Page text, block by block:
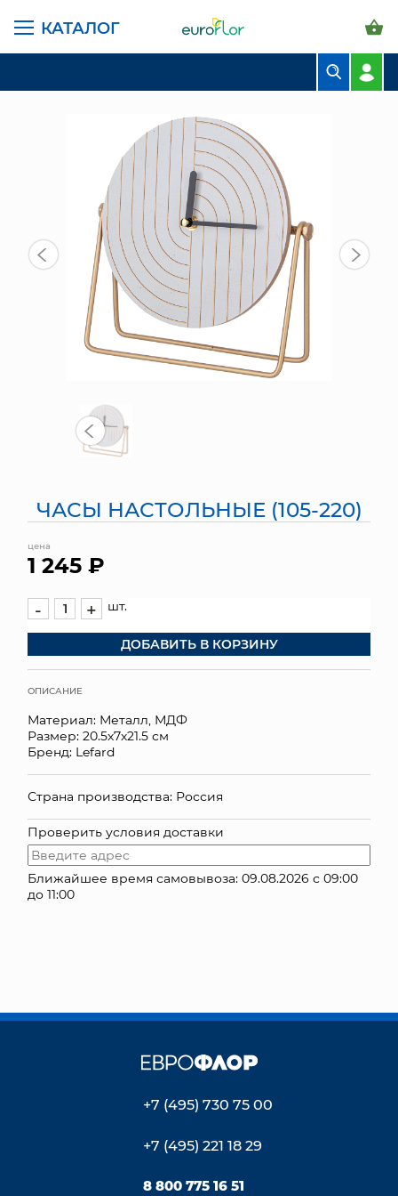
КАТАЛОГ
КОМПОЗИЦИИ
ЦВЕТЫ В ПАЧКАХ
СВАДЕБНАЯ ФЛОРИСТИКА
КОМНАТНЫЕ РАСТЕНИЯ
ГОРШКИ И КАШПО
ГРУНТЫ И УДОБРЕНИЯ
ПРЕДМЕТЫ ИНТЕРЬЕРА
ЯЩИКИ
ПОДАРОЧНЫЕ КАРТЫ
ОПТОВЫМ КЛИЕНТАМ
КОНТАКТЫ
ГЛАВНАЯ СТРАНИЦА КАТАЛОГ ПРЕДМЕТЫ ИНТЕРЬЕРА
ЧАСЫ НАСТОЛЬНЫЕ (105-220)
цена
1 245 ₽
- + шт.
ДОБАВИТЬ В КОРЗИНУ
ОПИСАНИЕ
Материал: Металл, МДФ
Размер: 20.5х7х21.5 см
Бренд: Lefard
Страна производства: Россия
Проверить условия доставки
Ближайшее время самовывоза: 09.08.2026 с 09:00
до 11:00
+7 (495) 730 75 00
+7 (495) 221 18 29
8 800 775 16 51